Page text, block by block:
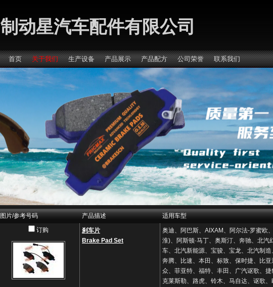
制动星汽车配件有限公司
首页 关于我们 生产设备 产品展示 产品配方 公司荣誉 联系我们
图片/参考号码 产品描述
适用车型
订购
刹车片
Brake Pad Set
奥迪、阿巴斯、AIXAM、阿尔法-罗蜜欧
淮)、阿斯顿·马丁、奥斯汀、奔驰、北汽
车、北汽新能源、宝骏、宝龙、北汽制造
奔腾、比速、本田、标致、保时捷、比
众、菲亚特、福特、丰田、广汽讴歌、捷
克莱斯勒、路虎、铃木、马自达、讴歌